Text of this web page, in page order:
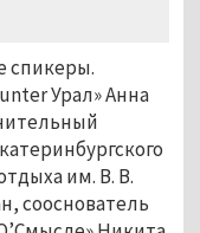
спикеры.
Урал» Анна
им. В. В.
сооснователь